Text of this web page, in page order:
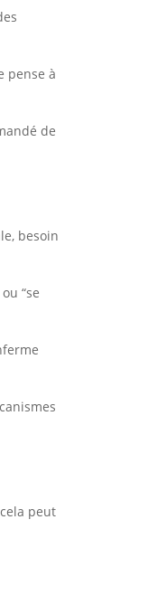
pense à
de
besoin
“se
peut